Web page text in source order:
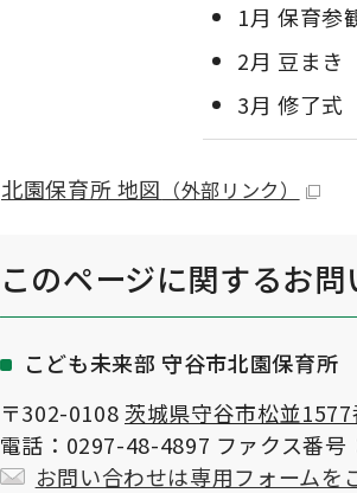
1月 保育参
2月 豆まき
3月 修了式
北園保育所 地図 （外部リンク）
このページに関するお問
こども未来部 守谷市北園保育所
〒302-0108 茨城県守谷市松並
電話：0297-48-4897 ファクス番
お問い合わせは専用フォームを